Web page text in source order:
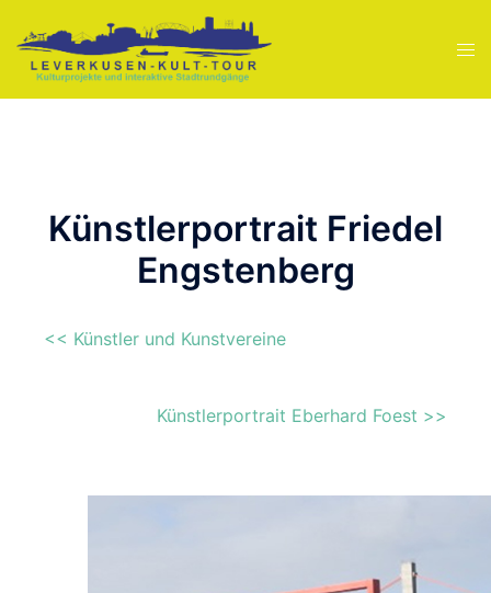
springen
Inhalt
springen
Künstlerportrait Friedel
Engstenberg
<< Künstler und Kunstvereine
Künstlerportrait Eberhard Foest >>